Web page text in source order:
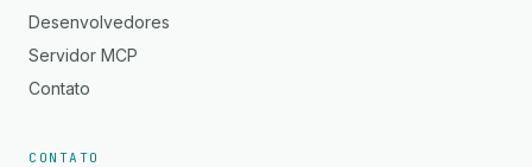
Desenvolvedores
Servidor MCP
Contato
CONTATO